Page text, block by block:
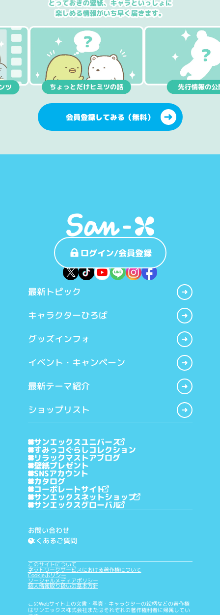
会員登録してみる（無料）
ログイン/会員登録
最新トピック
キャラクターひろば
グッズインフォ
イベント・キャンペーン
最新テーマ紹介
ショップリスト
サンエックスユニバース
すみっコぐらしコレクション
リラックマストアブログ
壁紙プレゼント
SNSアカウント
カタログ
コーポレートサイト
サンエックスネットショップ
サンエックスグローバル
お問い合わせ
?
よくあるご質問
このサイトについて
ネットワークサービスにおける著作権について
Cookieポリシー
ソーシャルメディアポリシー
個人情報取り扱いの基本方針
このWebサイト上の文書・写真・キャラクターの絵柄などの著作権
はサンエックス株式会社またはそれぞれの著作権利者に帰属してい